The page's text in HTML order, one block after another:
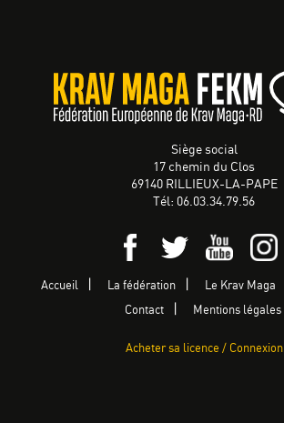
Siège social
17 chemin du Clos
69140 RILLIEUX-LA-PAPE
Tél: 06.03.34.79.56
Accueil La fédération Le Krav Maga
Contact Mentions légales
Acheter sa licence / Connexion